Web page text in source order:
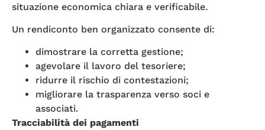
situazione economica chiara e verificabile.
Un rendiconto ben organizzato consente di:
dimostrare la corretta gestione;
agevolare il lavoro del tesoriere;
ridurre il rischio di contestazioni;
migliorare la trasparenza verso soci e
associati.
Tracciabilità dei pagamenti